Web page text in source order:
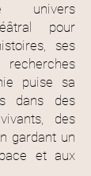
univers
pour
ses
puise sa
dans des
des
gardant un
et aux